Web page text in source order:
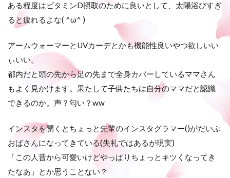
ある程度はビタミンD摂取のために良いとして、太陽浴びすぎ
ると疲れるよな( ^ω^ )
アームウォーマーとUVカーデとかも機能性良いやつ欲しいい
ぃいい。
都内だと頭の先から足の先まで全身カバーしているママさん
もよく見かけます。果たして子供たちは自分のママだと認識
できるのか。声？匂い？ww
インスタを開くとちょっと先輩のインスタグラマー()がだいぶ
おばさんになってきている(失礼ではあるが現実)
「この人昔から可愛いけどやっぱりちょっとキツくなってき
たなあ」とか思うことない？